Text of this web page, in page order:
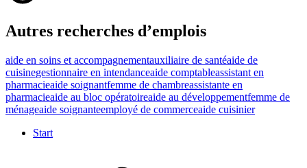
Autres recherches d’emplois
aide en soins et accompagnementauxiliaire de santéaide de
cuisinegestionnaire en intendanceaide comptableassistant en
pharmacieaide soignantfemme de chambreassistante en
pharmacieaide au bloc opératoireaide au développementfemme de
ménageaide soignanteemployé de commerceaide cuisinier
Start